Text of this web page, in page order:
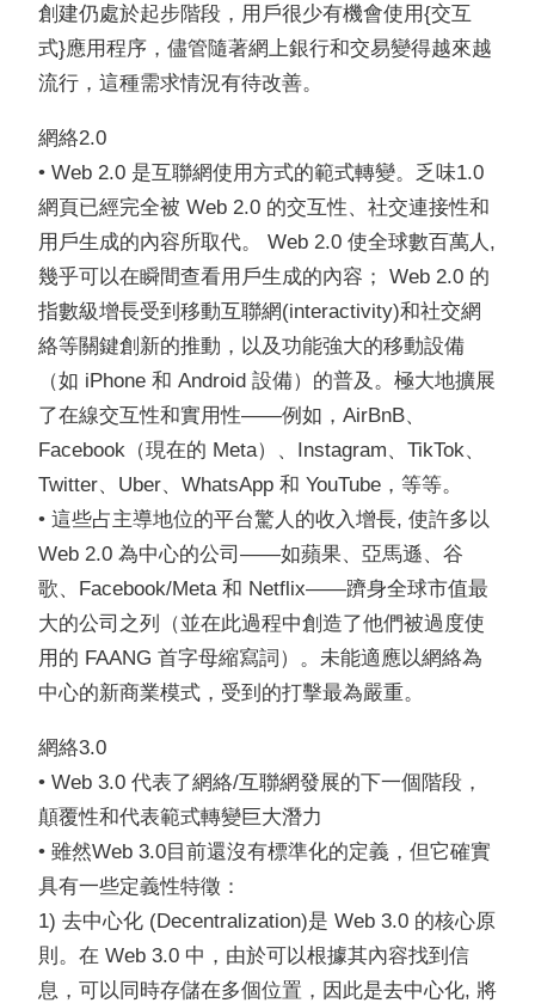
創建仍處於起步階段，用戶很少有機會使用{交互
式}應用程序，儘管隨著網上銀行和交易變得越來越
流行，這種需求情況有待改善。
網絡2.0
• Web 2.0 是互聯網使用方式的範式轉變。乏味1.0
網頁已經完全被 Web 2.0 的交互性、社交連接性和
用戶生成的內容所取代。 Web 2.0 使全球數百萬人,
幾乎可以在瞬間查看用戶生成的內容； Web 2.0 的
指數級增長受到移動互聯網(interactivity)和社交網
絡等關鍵創新的推動，以及功能強大的移動設備
（如 iPhone 和 Android 設備）的普及。極大地擴展
了在線交互性和實用性——例如，AirBnB、
Facebook（現在的 Meta）、Instagram、TikTok、
Twitter、Uber、WhatsApp 和 YouTube，等等。
• 這些占主導地位的平台驚人的收入增長, 使許多以
Web 2.0 為中心的公司——如蘋果、亞馬遜、谷
歌、Facebook/Meta 和 Netflix——躋身全球市值最
大的公司之列（並在此過程中創造了他們被過度使
用的 FAANG 首字母縮寫詞）。未能適應以網絡為
中心的新商業模式，受到的打擊最為嚴重。
網絡3.0
• Web 3.0 代表了網絡/互聯網發展的下一個階段，
顛覆性和代表範式轉變巨大潛力
• 雖然Web 3.0目前還沒有標準化的定義，但它確實
具有一些定義性特徵：
1) 去中心化 (Decentralization)是 Web 3.0 的核心原
則。在 Web 3.0 中，由於可以根據其內容找到信
息，可以同時存儲在多個位置，因此是去中心化, 將